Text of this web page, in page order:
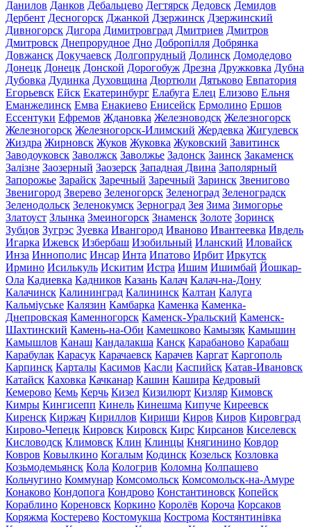
Данилов Данков Дебальцево Дегтярск Дедовск Демидов
Дербент Десногорск Джанкой Дзержинск Дзержинский
Дивногорск Дигора Димитровград Дмитриев Дмитров
Дмитровск Днепрорудное Дно Добропілля Добрянка
Довжанск Докучаевск Долгопрудный Долинск Домодедово
Донецк Донецк Донской Дорогобуж Дрезна Дружковка Дубна
Дубовка Дудинка Духовщина Дюртюли Дятьково Евпатория
Егорьевск Ейск Екатеринбург Елабуга Елец Елизово Ельня
Еманжелинск Емва Енакиево Енисейск Ермолино Ершов
Ессентуки Ефремов Ждановка Железноводск Железногорск
Железногорск Железногорск-Илимский Жердевка Жигулевск
Жиздра Жирновск Жуков Жуковка Жуковский Завитинск
Заводоуковск Заволжск Заволжье Задонск Заинск Закаменск
Залізне Заозерный Заозерск Западная Двина Заполярный
Запорожье Зарайск Заречный Заречный Заринск Звенигово
Звенигород Зверево Зеленогорск Зеленоград Зеленоградск
Зеленодольск Зеленокумск Зерноград Зея Зима Зимогорье
Златоуст Злынка Змеиногорск Знаменск Золоте Зоринск
Зубцов Зугрэс Зуевка Ивангород Иваново Ивантеевка Ивдель
Игарка Ижевск Избербаш Изобильный Иланский Иловайск
Инза Иннополис Инсар Инта Ипатово Ирбит Иркутск
Ирмино Исилькуль Искитим Истра Ишим Ишимбай Йошкар-
Ола Кадиевка Кадников Казань Калач Калач-на-Дону
Калачинск Калининград Калининск Калтан Калуга
Кальміуське Калязин Камбарка Каменка Каменка-
Днепровская Каменногорск Каменск-Уральский Каменск-
Шахтинский Камень-на-Оби Камешково Камызяк Камышин
Камышлов Канаш Кандалакша Канск Карабаново Карабаш
Карабулак Карасук Карачаевск Карачев Каргат Каргополь
Карпинск Карталы Касимов Касли Каспийск Катав-Ивановск
Катайск Каховка Качканар Кашин Кашира Кедровый
Кемерово Кемь Керчь Кизел Кизилюрт Кизляр Кимовск
Кимры Кингисепп Кинель Кинешма Кипуче Киреевск
Киренск Киржач Кириллов Кириши Киров Киров Кировград
Кирово-Чепецк Кировск Кировск Кирс Кирсанов Киселевск
Кисловодск Климовск Клин Клинцы Княгинино Ковдор
Ковров Ковылкино Когалым Кодинск Козельск Козловка
Козьмодемьянск Кола Кологрив Коломна Колпашево
Кольчугино Коммунар Комсомольск Комсомольск-на-Амуре
Конаково Кондопога Кондрово Константиновск Копейск
Кораблино Кореновск Коркино Королёв Короча Корсаков
Коряжма Костерево Костомукша Кострома Костянтинівка